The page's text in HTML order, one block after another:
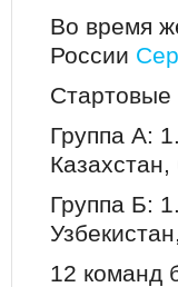
Во время
России
Стартовые
Группа А:
Группа Б:
12 команд